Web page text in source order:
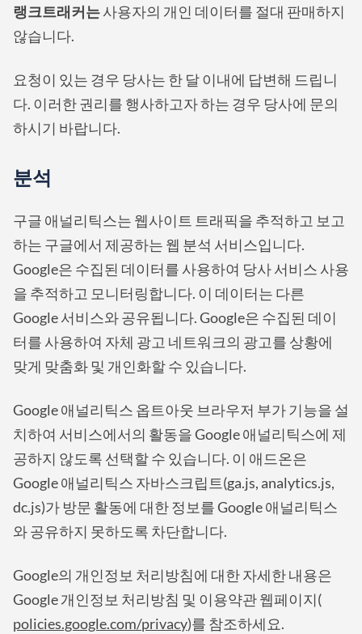
랭크트래커는사용자의 개인 데이터를 절대 판매하지
않습니다.
요청이 있는 경우 당사는 한 달 이내에 답변해 드립니
다. 이러한 권리를 행사하고자 하는 경우 당사에 문의
하시기 바랍니다.
분석
구글 애널리틱스는 웹사이트 트래픽을 추적하고 보고
하는 구글에서 제공하는 웹 분석 서비스입니다.
Google은 수집된 데이터를 사용하여 당사 서비스 사용
을 추적하고 모니터링합니다. 이 데이터는 다른
Google 서비스와 공유됩니다. Google은 수집된 데이
터를 사용하여 자체 광고 네트워크의 광고를 상황에
맞게 맞춤화 및 개인화할 수 있습니다.
Google 애널리틱스 옵트아웃 브라우저 부가 기능을 설
치하여 서비스에서의 활동을 Google 애널리틱스에 제
공하지 않도록 선택할 수 있습니다. 이 애드온은
Google 애널리틱스 자바스크립트(ga.js, analytics.js,
dc.js)가 방문 활동에 대한 정보를 Google 애널리틱스
와 공유하지 못하도록 차단합니다.
Google의 개인정보 처리방침에 대한 자세한 내용은
Google 개인정보 처리방침 및 이용약관 웹페이지(
policies.google.com/privacy)를 참조하세요.